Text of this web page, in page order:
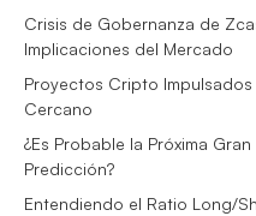
Crisis de Gobernanza de
Implicaciones del Mercado
Proyectos Cripto Impulsados
Cercano
¿Es Probable la Próxima
Predicción?
Entendiendo el Ratio Long/